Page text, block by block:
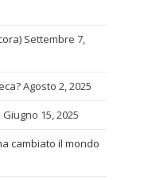
Settembre 7,
Agosto 2, 2025
Giugno 15, 2025
cambiato il mondo